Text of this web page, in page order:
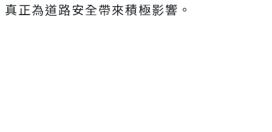
真正為道路安全帶來積極影響。